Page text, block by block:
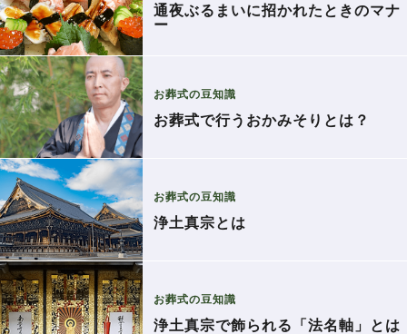
通夜ぶるまいに招かれたときのマナ
ー
お葬式の豆知識
お葬式で行うおかみそりとは？
お葬式の豆知識
浄土真宗とは
お葬式の豆知識
浄土真宗で飾られる「法名軸」とは